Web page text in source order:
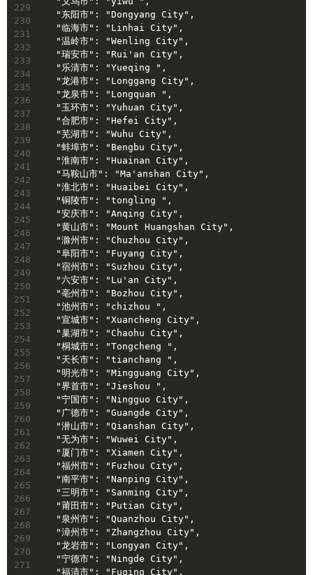
229
230
231
232
233
234
235
236
237
238
239
240
241
242
243
244
245
246
247
248
249
250
251
252
253
254
255
256
257
258
259
260
261
262
263
264
265
266
267
268
269
270
271
  "东阳市": "Dongyang City",
  "临海市": "Linhai City",
  "温岭市": "Wenling City",
  "瑞安市": "Rui'an City",
  "乐清市": "Yueqing ",
  "龙港市": "Longgang City",
  "龙泉市": "Longquan ",
  "玉环市": "Yuhuan City",
  "合肥市": "Hefei City",
  "芜湖市": "Wuhu City",
  "蚌埠市": "Bengbu City",
  "淮南市": "Huainan City",
  "马鞍山市": "Ma'anshan City",
  "淮北市": "Huaibei City",
  "铜陵市": "tongling ",
  "安庆市": "Anqing City",
  "黄山市": "Mount Huangshan City",
  "滁州市": "Chuzhou City",
  "阜阳市": "Fuyang City",
  "宿州市": "Suzhou City",
  "六安市": "Lu'an City",
  "亳州市": "Bozhou City",
  "池州市": "chizhou ",
  "宣城市": "Xuancheng City",
  "巢湖市": "Chaohu City",
  "桐城市": "Tongcheng ",
  "天长市": "tianchang ",
  "明光市": "Mingguang City",
  "界首市": "Jieshou ",
  "宁国市": "Ningguo City",
  "广德市": "Guangde City",
  "潜山市": "Qianshan City",
  "无为市": "Wuwei City",
  "厦门市": "Xiamen City",
  "福州市": "Fuzhou City",
  "南平市": "Nanping City",
  "三明市": "Sanming City",
  "莆田市": "Putian City",
  "泉州市": "Quanzhou City",
  "漳州市": "Zhangzhou City",
  "龙岩市": "Longyan City",
  "宁德市": "Ningde City",
  "福清市": "Fuqing City",